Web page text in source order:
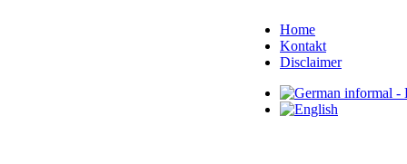
Home
Kontakt
Disclaimer